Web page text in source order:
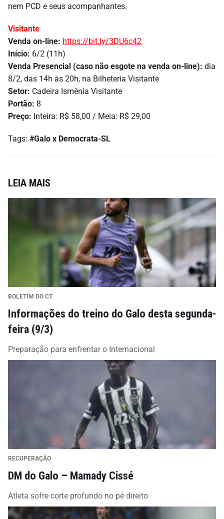
nem PCD e seus acompanhantes.
Visitante
Venda on-line: https://bit.ly/3DU6c42
Início: 6/2 (11h)
Venda Presencial (caso não esgote na venda on-line): dia
8/2, das 14h às 20h, na Bilheteria Visitante
Setor: Cadeira Ismênia Visitante
Portão: 8
Preço: Inteira: R$ 58,00 / Meia: R$ 29,00
Tags: #Galo x Democrata-SL
LEIA MAIS
BOLETIM DO CT
Informações do treino do Galo desta segunda-
feira (9/3)
Preparação para enfrentar o Internacional
RECUPERAÇÃO
DM do Galo – Mamady Cissé
Atleta sofre corte profundo no pé direito